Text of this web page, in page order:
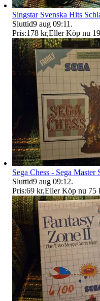
Singstar Svenska Hits
Sluttid9 aug 09:11 .
Pris:178 kr,Eller Köp nu
Sega Chess - Sega Master
Sluttid9 aug 09:12.
Pris:69 kr,Eller Köp nu 75